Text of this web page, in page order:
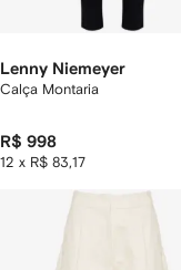
Lenny Niemeyer
Calça Montaria
R$ 998
12 x R$ 83,17